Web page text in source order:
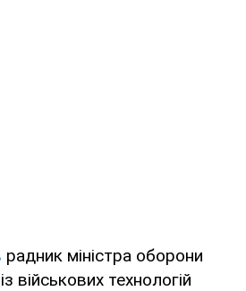
радник міністра оборони
військових технологій